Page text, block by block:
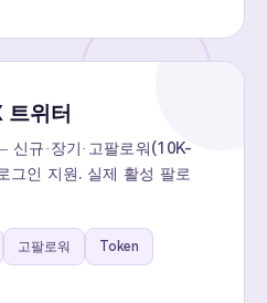
위터
규·장기·고팔로워(10K-
그인 지원. 실제 활성 팔로
고팔로워 Token